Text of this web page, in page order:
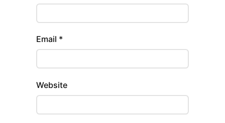
Email *
Website